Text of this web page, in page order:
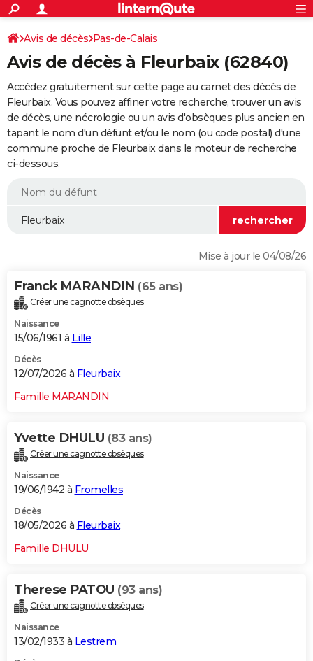
ACTUALITÉS
Politique
Société
Faits Divers
Education
Monde
Villes
+
SPORT
Coupe du monde 2026
Football
Tennis
Cyclisme
Rugby
Forum
Programme TV
TNT
Streaming
Cinéma
Sorties cinéma
Musique
+
FINANCE
Retraite
Epargne
Immobilier
Risques naturels par ville
Assurance
AUTO
Essais
Réserver un essai
Citadines
Berlines
SUV
Forum auto
+HIGH-TECH
BRICOLAGE
WEEK-END
Alimentation
Guide de la santé
Maladies
Médicaments
Sommeil
VOYAGE
Destinations
City break
Voyage nature
Voyage de noces
Forum
Climat
+PHOTO
GUIDES D'ACHAT
Carte de Noël
Carte Bonne année
Carte Saint-Valentin
Carte Pâques
Carte d'anniversaire
DICTIONNAIRE
Dictionnaire
Biographies
Citations
Expressions
Proverbes
PROGRAMME TV
S'inscrire
Se connecter
Lycées
Collèges
Primaires
Universités
Entreprises
Service militaire
Avis de recherche
AVIS DE DÉCÈS
FORUM
Bricolage
Lifestyle
Culture
Sport
Auto
Television
Voyage
Cinema
S'inscrire
Connexion
Avis de décès Pas-de-Calais
Avis de décès à Fleurbaix (62840)
Accédez gratuitement sur cette page au carnet des décès de
Fleurbaix. Vous pouvez affiner votre recherche, trouver un avis
de décès, une nécrologie ou un avis d'obsèques plus ancien en
tapant le nom d'un défunt et/ou le nom (ou code postal) d'une
commune proche de Fleurbaix dans le moteur de recherche
ci-dessous.
Mise à jour le 04/08/26
Franck MARANDIN (65 ans)
Créer une cagnotte obsèques
Naissance
15/06/1961 à Lille
Décès
12/07/2026 à Fleurbaix
Famille MARANDIN
Yvette DHULU (83 ans)
Créer une cagnotte obsèques
Naissance
19/06/1942 à Fromelles
Décès
18/05/2026 à Fleurbaix
Famille DHULU
Therese PATOU (93 ans)
Créer une cagnotte obsèques
Naissance
13/02/1933 à Lestrem